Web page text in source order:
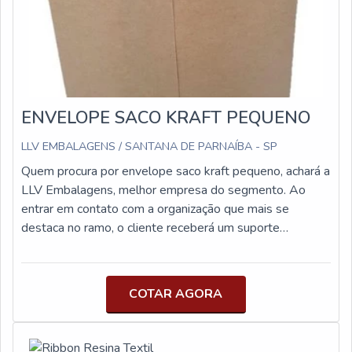
ENVELOPE SACO KRAFT PEQUENO
LLV EMBALAGENS / SANTANA DE PARNAÍBA - SP
Quem procura por envelope saco kraft pequeno, achará a
LLV Embalagens, melhor empresa do segmento. Ao
entrar em contato com a organização que mais se
destaca no ramo, o cliente receberá um suporte
a ser adquirido.Quando o desejo é por envelope saco
LLV Embalagens o cliente obterá assertividade e as
melhores soluções para o consumidor final e empresas
de diversos segmentos.ALGUNS DETALHES SOBRE
COTAR AGORA